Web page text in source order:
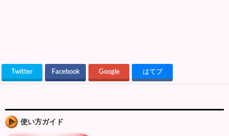
Twitter Facebook Google はてブ
使い方ガイド